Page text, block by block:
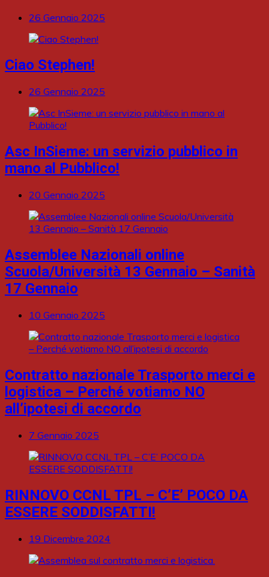
26 Gennaio 2025
Ciao Stephen!
26 Gennaio 2025
Asc InSieme: un servizio pubblico in
mano al Pubblico!
20 Gennaio 2025
Assemblee Nazionali online
Scuola/Università 13 Gennaio – Sanità
17 Gennaio
10 Gennaio 2025
Contratto nazionale Trasporto merci e
logistica – Perché votiamo NO
all’ipotesi di accordo
7 Gennaio 2025
RINNOVO CCNL TPL – C’E’ POCO DA
ESSERE SODDISFATTI!
19 Dicembre 2024